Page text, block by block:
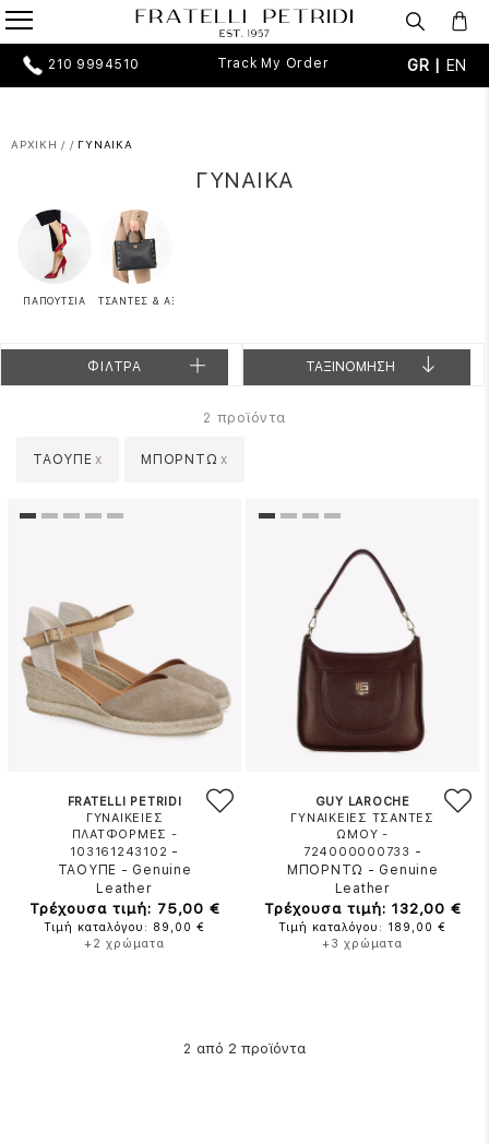
210 9994510 Track My Order GR | EN
ΑΡΧΙΚΗ / / ΓΥΝΑΙΚΑ
ΓΥΝΑΙΚΑ
ΠΑΠΟΥΤΣΙΑ ΤΣΑΝΤΕΣ & ΑΞΕΣΟΥΑΡ
ΦΙΛΤΡΑ ΤΑΞΙΝΟΜΗΣΗ
2 προϊόντα
ΤΑΟΥΠΕ x ΜΠΟΡΝΤΩ x
FRATELLI PETRIDI
ΓΥΝΑΙΚΕΙΕΣ
ΠΛΑΤΦΟΡΜΕΣ -
103161243102 -
ΤΑΟΥΠΕ - Genuine
Leather
Τρέχουσα τιμή: 75,00 €
Τιμή καταλόγου: 89,00 €
+2 χρώματα
GUY LAROCHE
ΓΥΝΑΙΚΕΙΕΣ ΤΣΑΝΤΕΣ
ΩΜΟΥ -
724000000733 -
ΜΠΟΡΝΤΩ - Genuine
Leather
Τρέχουσα τιμή: 132,00 €
Τιμή καταλόγου: 189,00 €
+3 χρώματα
2 από 2 προϊόντα